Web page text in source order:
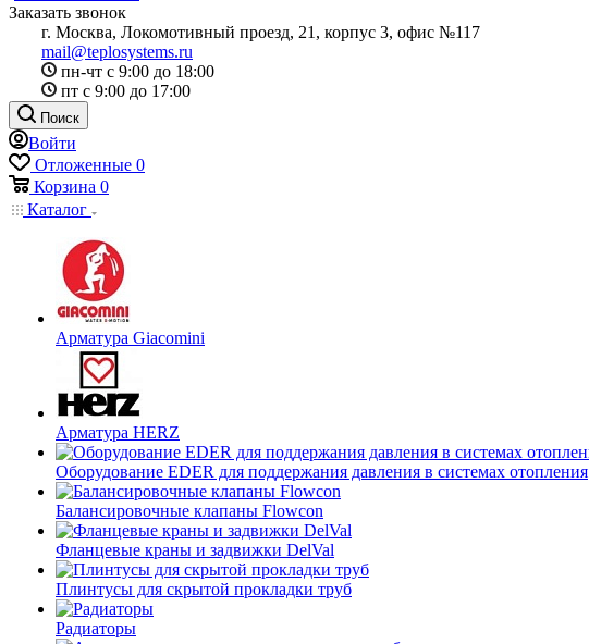
Заказать звонок
г. Москва, Локомотивный проезд, 21, корпус 3, офис №117
mail@teplosystems.ru
пн-чт с 9:00 до 18:00
пт с 9:00 до 17:00
Поиск
Войти
Отложенные 0
Корзина 0
Каталог
Арматура Giacomini
Арматура HERZ
Оборудование EDER для поддержания давления в системах отопления
Балансировочные клапаны Flowcon
Фланцевые краны и задвижки DelVal
Плинтусы для скрытой прокладки труб
Радиаторы